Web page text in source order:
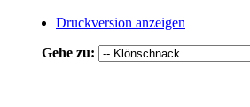
Druckversion anzeigen
Gehe zu: